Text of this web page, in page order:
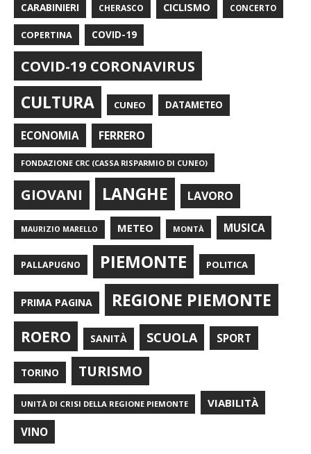
CARABINIERI CHERASCO CICLISMO CONCERTO
COPERTINA COVID-19
COVID-19 CORONAVIRUS
CULTURA CUNEO DATAMETEO
ECONOMIA FERRERO
FONDAZIONE CRC (CASSA RISPARMIO DI CUNEO)
GIOVANI LANGHE LAVORO
MAURIZIO MARELLO METEO MONTÀ MUSICA
PALLAPUGNO PIEMONTE POLITICA
PRIMA PAGINA REGIONE PIEMONTE
ROERO SANITÀ SCUOLA SPORT
TORINO TURISMO
UNITÀ DI CRISI DELLA REGIONE PIEMONTE VIABILITÀ
VINO